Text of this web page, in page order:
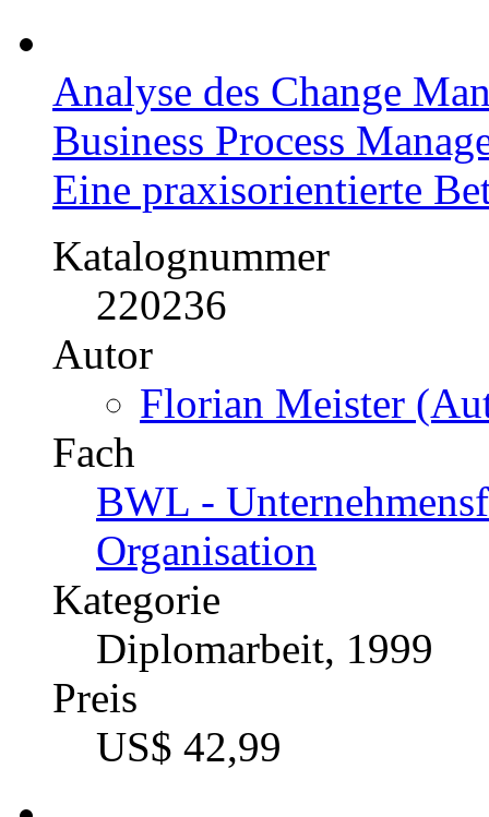
Analyse des Change
Business Process
Eine praxisorientierte
Katalognummer
220236
Autor
Florian Meister
Fach
BWL -
Organisation
Kategorie
Diplomarbeit, 1999
Preis
US$ 42,99